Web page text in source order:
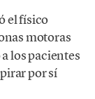
el físico
motoras
los pacientes
por sí